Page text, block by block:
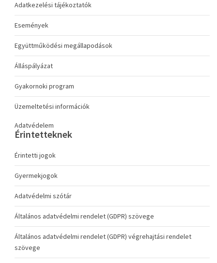
Adatkezelési tájékoztatók
Események
Együttműködési megállapodások
Álláspályázat
Gyakornoki program
Üzemeltetési információk
Adatvédelem
Érintetteknek
Érintetti jogok
Gyermekjogok
Adatvédelmi szótár
Általános adatvédelmi rendelet (GDPR) szövege
Általános adatvédelmi rendelet (GDPR) végrehajtási rendelet
szövege